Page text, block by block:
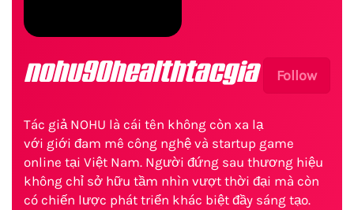
Follow
nohu90healthtacgia
Tác giả NOHU là cái tên không còn xa lạ
với giới đam mê công nghệ và startup game
online tại Việt Nam. Người đứng sau thương hiệu
không chỉ sở hữu tầm nhìn vượt thời đại mà còn
có chiến lược phát triển khác biệt đầy sáng tạo.